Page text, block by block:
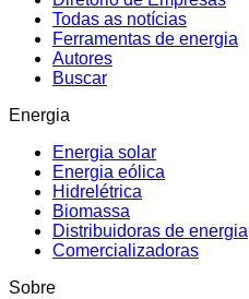
Todas as notícias
Ferramentas de energia
Autores
Buscar
Energia
Energia solar
Energia eólica
Hidrelétrica
Biomassa
Distribuidoras de energia
Comercializadoras
Sobre